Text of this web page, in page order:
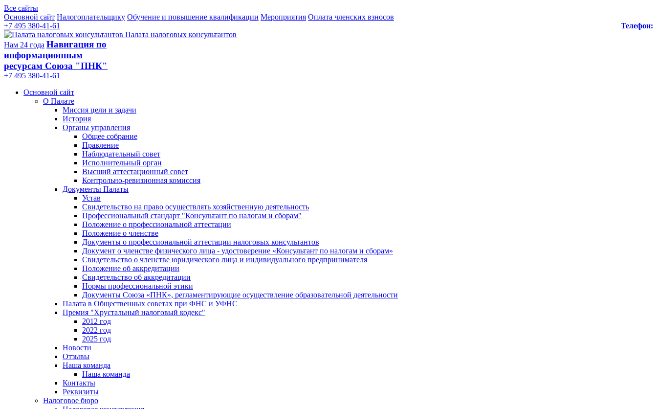
Все сайты
Основной сайт Налогоплательщику Обучение и повышение квалификации Мероприятия Оплата членских взносов
Телефон:
+7 495 380-41-61
Палата налоговых консультантов
Нам 24 года Навигация по
информационным
ресурсам Союза "ПНК"
+7 495 380‑41‑61
Основной сайт
О Палате
Миссия цели и задачи
История
Органы управления
Общее собрание
Правление
Наблюдательный совет
Исполнительный орган
Высший аттестационный совет
Контрольно-ревизионная комиссия
Документы Палаты
Устав
Свидетельство на право осуществлять хозяйственную деятельность
Профессиональный стандарт "Консультант по налогам и сборам"
Положение о профессиональной аттестации
Положение о членстве
Документы о профессиональной аттестации налоговых консультантов
Документ о членстве физического лица - удостоверение «Консультант по налогам и сборам»
Свидетельство о членстве юридического лица и индивидуального предпринимателя
Положение об аккредитации
Свидетельство об аккредитации
Нормы профессиональной этики
Документы Союза «ПНК», регламентирующие осуществление образовательной деятельности
Палата в Общественных советах при ФНС и УФНС
Премия "Хрустальный налоговый кодекс"
2012 год
2022 год
2025 год
Новости
Отзывы
Наша команда
Наша команда
Контакты
Реквизиты
Налоговое бюро